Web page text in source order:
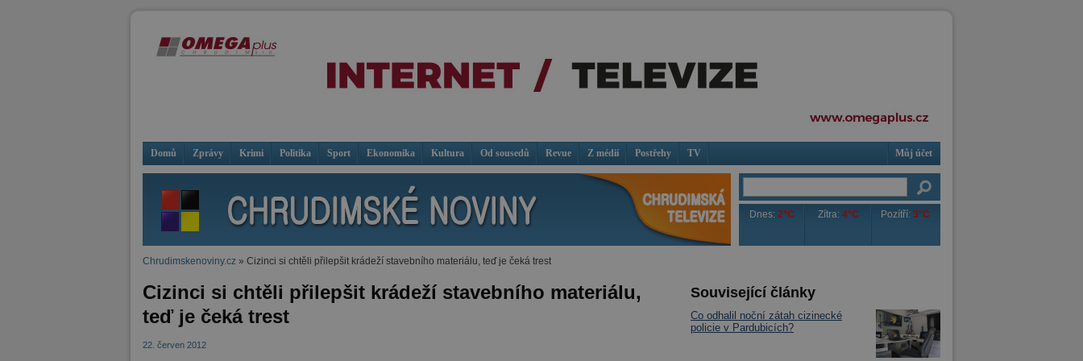
Domů Zprávy Krimi Politika Sport Ekonomika Kultura Od sousedů Revue Z médií Postřehy TV Můj účet
Dnes:2°C Zítra:4°C Pozítří: 3°C
Chrudimskenoviny.cz » Cizinci si chtěli přilepšit krádeží stavebního materiálu, teď je čeká trest
Cizinci si chtěli přilepšit krádeží stavebního materiálu,
teď je čeká trest
22. červen 2012
Související články
Co odhalil noční zátah cizinecké
policie v Pardubicích?